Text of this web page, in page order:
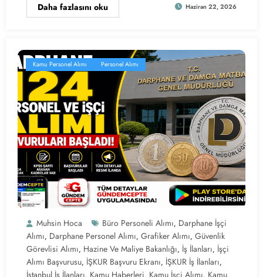
Daha fazlasını oku Haziran 22, 2026
Kamu Personel Alımı Personel Alımı
Muhsin Hoca Büro Personeli Alımı, Darphane İşçi
Alımı, Darphane Personel Alımı, Grafiker Alımı, Güvenlik
Görevlisi Alımı, Hazine Ve Maliye Bakanlığı, İş İlanları, İşçi
Alımı Başvurusu, İŞKUR Başvuru Ekranı, İŞKUR İş İlanları,
İstanbul İş İlanları Kamu Haberleri Kamu İşçi Alımı Kamu